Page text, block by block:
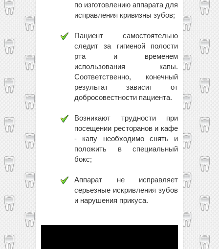
по изготовлению аппарата для
исправления кривизны зубов;
Пациент самостоятельно
следит за гигиеной полости
рта и временем
использования капы.
Соответственно, конечный
результат зависит от
добросовестности пациента.
Возникают трудности при
посещении ресторанов и кафе
- капу необходимо снять и
положить в специальный
бокс;
Аппарат не исправляет
серьезные искривления зубов
и нарушения прикуса.